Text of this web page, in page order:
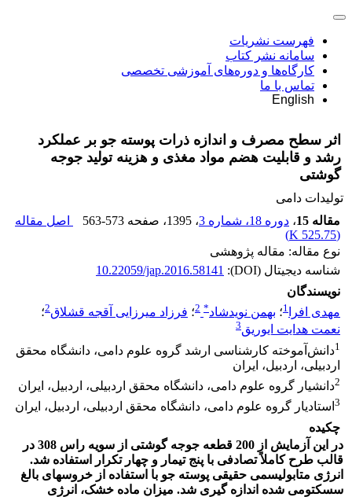
فهرست نشریات
سامانه نشر کتاب
کارگاه‌ها و دوره‌های آموزشی تخصصی
تماس با ما
English
اثر سطح مصرف و اندازه ذرات پوسته جو بر عملکرد
رشد و قابلیت هضم مواد مغذی و هزینه تولید جوجه
گوشتی
تولیدات دامی
مقاله 15
، دوره 18، شماره 3 ، 1395 ، صفحه 563-573
اصل مقاله
(
525.75 K
)
نوع مقاله: مقاله پژوهشی
شناسه دیجیتال (DOI):
10.22059/jap.2016.58141
نویسندگان
مهدى افرا
1؛ بهمن نویدشاد*
2؛ فرزاد میرزایی آقجه قشلاق2؛
نعمت هدایت ایوریق3
1دانش‌آموخته کارشناسی ارشد گروه علوم دامی، دانشگاه محقق
اردبیلی، اردبیل، ایران
2دانشیار گروه علوم دامى، دانشگاه محقق اردبیلی، اردبیل، ایران
3 استادیار گروه علوم دامى، دانشگاه محقق اردبیلی، اردبیل، ایران
چکیده
در این آزمایش از 200 قطعه جوجه گوشتی از سویه راس 308 در
قالب طرح کاملاً تصادفى با پنج تیمار و چهار تکرار استفاده شد.
انرژی متابولیسمی حقیقی پوسته جو با استفاده از خروسهای بالغ
سسکتومی شده اندازه گیری شد. میزان ماده خشک، انرژی